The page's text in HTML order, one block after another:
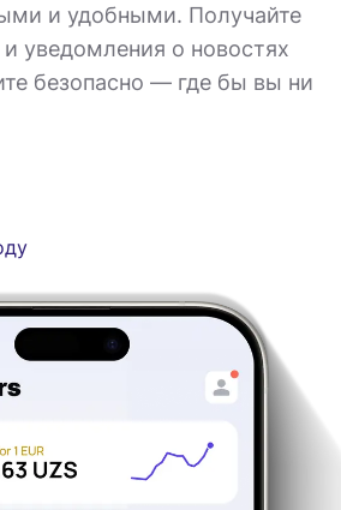
и удобными. Получайте
уведомления о новостях
безопасно — где бы вы ни